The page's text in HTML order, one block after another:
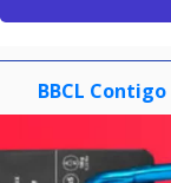
BBCL Contigo